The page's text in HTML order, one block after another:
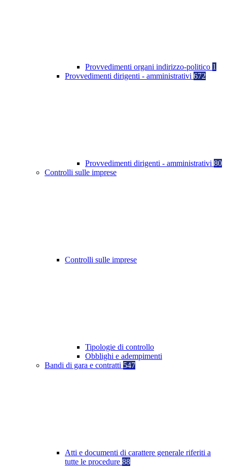
Provvedimenti organi indirizzo-politico 1
Provvedimenti dirigenti - amministrativi 672
Provvedimenti dirigenti - amministrativi 80
Controlli sulle imprese
Controlli sulle imprese
Tipologie di controllo
Obblighi e adempimenti
Bandi di gara e contratti 547
Atti e documenti di carattere generale riferiti a
tutte le procedure 88